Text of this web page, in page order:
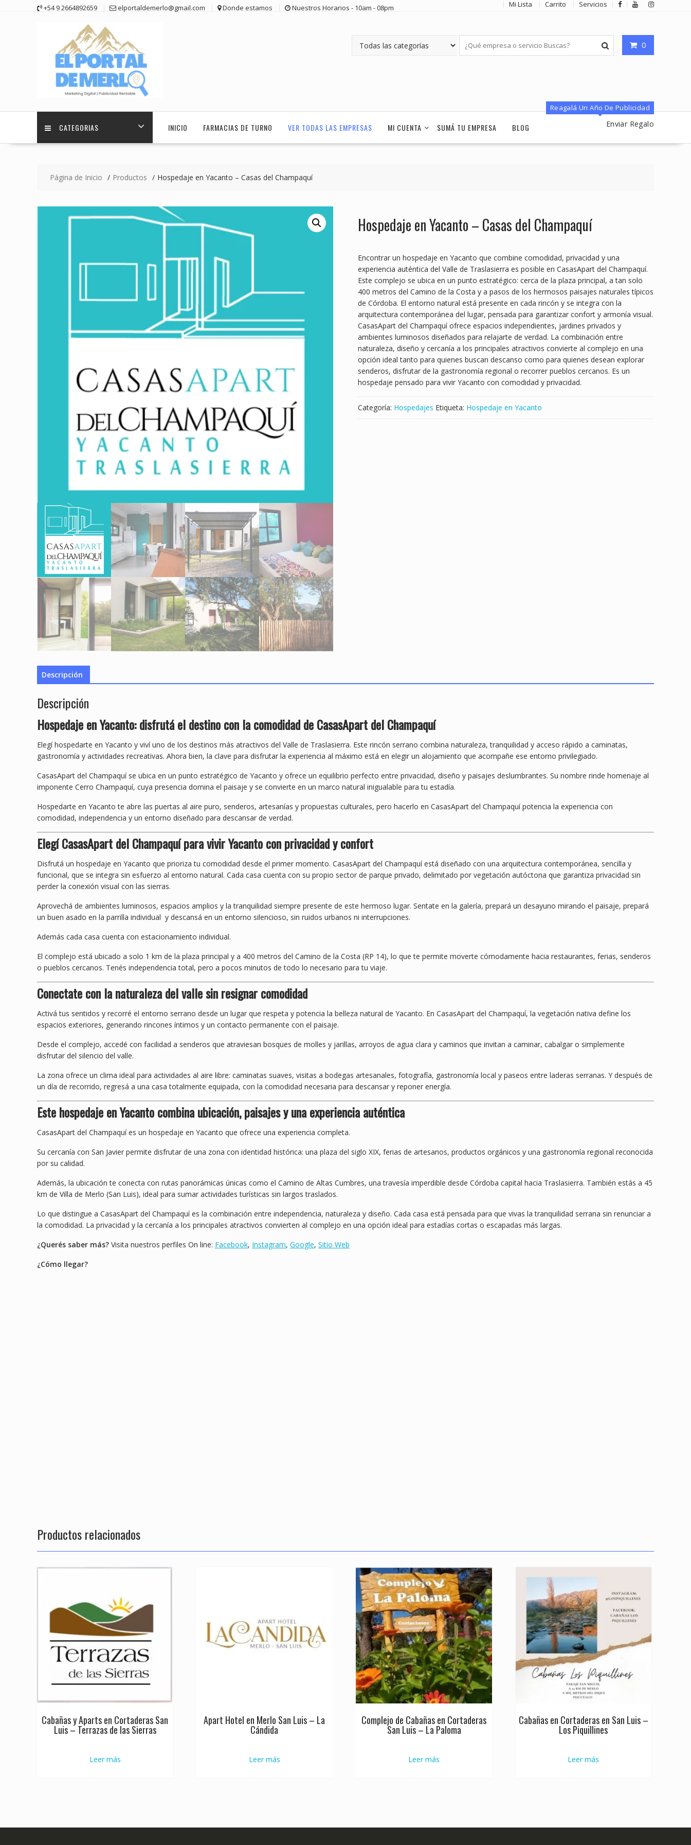
+54 9 2664892659 elportaldemerlo@gmail.com Donde estamos Nuestros Horarios - 10am - 08pm Mi Lista Carrito Servicios
0
CATEGORIAS INICIO FARMACIAS DE TURNO VER TODAS LAS EMPRESAS MI CUENTA SUMÁ TU EMPRESA BLOG
Reagalá Un Año De Publicidad
Enviar Regalo
Página de Inicio Productos Hospedaje en Yacanto – Casas del Champaquí
Hospedaje en Yacanto – Casas del Champaquí
Encontrar un hospedaje en Yacanto que combine comodidad, privacidad y una
experiencia auténtica del Valle de Traslasierra es posible en CasasApart del Champaquí.
Este complejo se ubica en un punto estratégico: cerca de la plaza principal, a tan solo
400 metros del Camino de la Costa y a pasos de los hermosos paisajes naturales típicos
de Córdoba. El entorno natural está presente en cada rincón y se integra con la
arquitectura contemporánea del lugar, pensada para garantizar confort y armonía visual.
CasasApart del Champaquí ofrece espacios independientes, jardines privados y
ambientes luminosos diseñados para relajarte de verdad. La combinación entre
naturaleza, diseño y cercanía a los principales atractivos convierte al complejo en una
opción ideal tanto para quienes buscan descanso como para quienes desean explorar
senderos, disfrutar de la gastronomía regional o recorrer pueblos cercanos. Es un
hospedaje pensado para vivir Yacanto con comodidad y privacidad.
Categoría: Hospedajes Etiqueta: Hospedaje en Yacanto
Descripción
Descripción
Hospedaje en Yacanto: disfrutá el destino con la comodidad de CasasApart del Champaquí
Elegí hospedarte en Yacanto y viví uno de los destinos más atractivos del Valle de Traslasierra. Este rincón serrano combina naturaleza, tranquilidad y acceso rápido a caminatas,
gastronomía y actividades recreativas. Ahora bien, la clave para disfrutar la experiencia al máximo está en elegir un alojamiento que acompañe ese entorno privilegiado.
CasasApart del Champaquí se ubica en un punto estratégico de Yacanto y ofrece un equilibrio perfecto entre privacidad, diseño y paisajes deslumbrantes. Su nombre rinde homenaje al
imponente Cerro Champaquí, cuya presencia domina el paisaje y se convierte en un marco natural inigualable para tu estadía.
Hospedarte en Yacanto te abre las puertas al aire puro, senderos, artesanías y propuestas culturales, pero hacerlo en CasasApart del Champaquí potencia la experiencia con
comodidad, independencia y un entorno diseñado para descansar de verdad.
Elegí CasasApart del Champaquí para vivir Yacanto con privacidad y confort
Disfrutá un hospedaje en Yacanto que prioriza tu comodidad desde el primer momento. CasasApart del Champaquí está diseñado con una arquitectura contemporánea, sencilla y
funcional, que se integra sin esfuerzo al entorno natural. Cada casa cuenta con su propio sector de parque privado, delimitado por vegetación autóctona que garantiza privacidad sin
perder la conexión visual con las sierras.
Aprovechá de ambientes luminosos, espacios amplios y la tranquilidad siempre presente de este hermoso lugar. Sentate en la galería, prepará un desayuno mirando el paisaje, prepará
un buen asado en la parrilla individual y descansá en un entorno silencioso, sin ruidos urbanos ni interrupciones.
Además cada casa cuenta con estacionamiento individual.
El complejo está ubicado a solo 1 km de la plaza principal y a 400 metros del Camino de la Costa (RP 14), lo que te permite moverte cómodamente hacia restaurantes, ferias, senderos
o pueblos cercanos. Tenés independencia total, pero a pocos minutos de todo lo necesario para tu viaje.
Conectate con la naturaleza del valle sin resignar comodidad
Activá tus sentidos y recorré el entorno serrano desde un lugar que respeta y potencia la belleza natural de Yacanto. En CasasApart del Champaquí, la vegetación nativa define los
espacios exteriores, generando rincones íntimos y un contacto permanente con el paisaje.
Desde el complejo, accedé con facilidad a senderos que atraviesan bosques de molles y jarillas, arroyos de agua clara y caminos que invitan a caminar, cabalgar o simplemente
disfrutar del silencio del valle.
La zona ofrece un clima ideal para actividades al aire libre: caminatas suaves, visitas a bodegas artesanales, fotografía, gastronomía local y paseos entre laderas serranas. Y después de
un día de recorrido, regresá a una casa totalmente equipada, con la comodidad necesaria para descansar y reponer energía.
Este hospedaje en Yacanto combina ubicación, paisajes y una experiencia auténtica
CasasApart del Champaquí es un hospedaje en Yacanto que ofrece una experiencia completa.
Su cercanía con San Javier permite disfrutar de una zona con identidad histórica: una plaza del siglo XIX, ferias de artesanos, productos orgánicos y una gastronomía regional reconocida
por su calidad.
Además, la ubicación te conecta con rutas panorámicas únicas como el Camino de Altas Cumbres, una travesía imperdible desde Córdoba capital hacia Traslasierra. También estás a 45
km de Villa de Merlo (San Luis), ideal para sumar actividades turísticas sin largos traslados.
Lo que distingue a CasasApart del Champaquí es la combinación entre independencia, naturaleza y diseño. Cada casa está pensada para que vivas la tranquilidad serrana sin renunciar a
la comodidad. La privacidad y la cercanía a los principales atractivos convierten al complejo en una opción ideal para estadías cortas o escapadas más largas.
¿Querés saber más? Visita nuestros perfiles On line: Facebook, Instagram, Google, Sitio Web
¿Cómo llegar?
Productos relacionados
Cabañas y Aparts en Cortaderas San
Luis – Terrazas de las Sierras
Leer más
Apart Hotel en Merlo San Luis – La
Cándida
Leer más
Complejo de Cabañas en Cortaderas
San Luis – La Paloma
Leer más
Cabañas en Cortaderas en San Luis –
Los Piquillines
Leer más